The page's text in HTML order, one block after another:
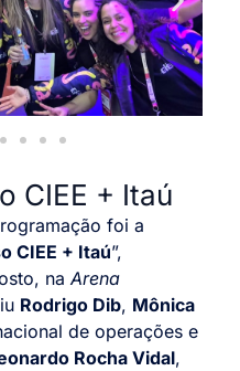
CIEE + Itaú
foi a
CIEE + Itaú”,
na Arena
Rodrigo Dib, Mônica
de operações e
Rocha Vidal,